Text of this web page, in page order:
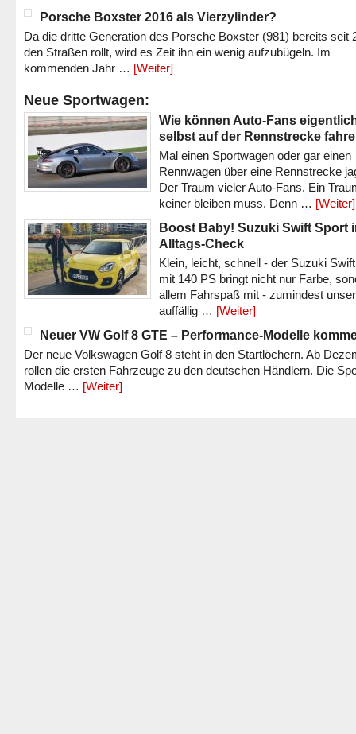
Porsche Boxster 2016 als Vierzylinder?
Da die dritte Generation des Porsche Boxster (981) bereits seit
den Straßen rollt, wird es Zeit ihn ein wenig aufzubügeln. Im
kommenden Jahr … [Weiter]
Neue Sportwagen:
Wie können Auto-Fans
selbst auf der Rennstrecke
Mal einen Sportwagen oder gar einen
Rennwagen über eine Rennstrecke
Der Traum vieler Auto-Fans. Ein
keiner bleiben muss. Denn … [Weiter]
Boost Baby! Suzuki Swift Sport
Alltags-Check
Klein, leicht, schnell - der Suzuki
mit 140 PS bringt nicht nur Farbe,
allem Fahrspaß mit - zumindest unser
auffällig … [Weiter]
Neuer VW Golf 8 GTE – Performance-Modelle
Der neue Volkswagen Golf 8 steht in den Startlöchern. Ab
rollen die ersten Fahrzeuge zu den deutschen Händlern. Die
Modelle … [Weiter]